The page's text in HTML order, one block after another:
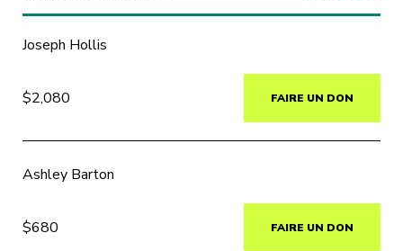
Joseph Hollis
$2,080 FAIRE UN DON
Ashley Barton
$680 FAIRE UN DON